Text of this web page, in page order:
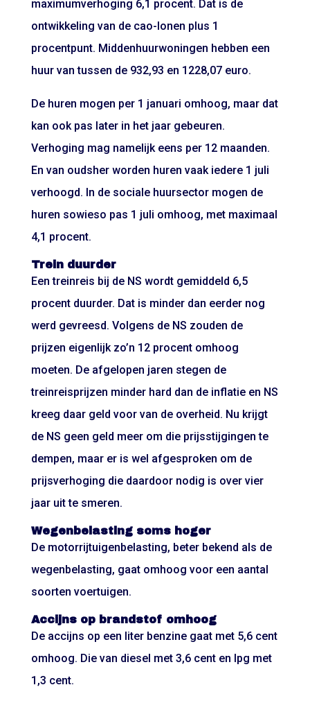
maximumverhoging 6,1 procent. Dat is de
ontwikkeling van de cao-lonen plus 1
procentpunt. Middenhuurwoningen hebben een
huur van tussen de 932,93 en 1228,07 euro.
De huren mogen per 1 januari omhoog, maar dat
kan ook pas later in het jaar gebeuren.
Verhoging mag namelijk eens per 12 maanden.
En van oudsher worden huren vaak iedere 1 juli
verhoogd. In de sociale huursector mogen de
huren sowieso pas 1 juli omhoog, met maximaal
4,1 procent.
Trein duurder
Een treinreis bij de NS wordt gemiddeld 6,5
procent duurder. Dat is minder dan eerder nog
werd gevreesd. Volgens de NS zouden de
prijzen eigenlijk zo’n 12 procent omhoog
moeten. De afgelopen jaren stegen de
treinreisprijzen minder hard dan de inflatie en NS
kreeg daar geld voor van de overheid. Nu krijgt
de NS geen geld meer om die prijsstijgingen te
dempen, maar er is wel afgesproken om de
prijsverhoging die daardoor nodig is over vier
jaar uit te smeren.
Wegenbelasting soms hoger
De motorrijtuigenbelasting, beter bekend als de
wegenbelasting, gaat omhoog voor een aantal
soorten voertuigen.
Accijns op brandstof omhoog
De accijns op een liter benzine gaat met 5,6 cent
omhoog. Die van diesel met 3,6 cent en lpg met
1,3 cent.